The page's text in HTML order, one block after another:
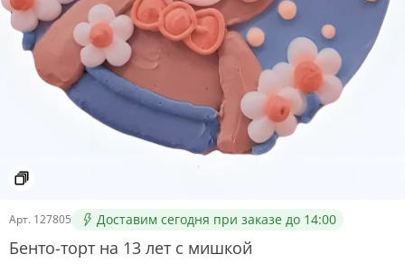
Арт. 127805 Доставим сегодня при заказе до 14:00
Бенто-торт на 13 лет с мишкой